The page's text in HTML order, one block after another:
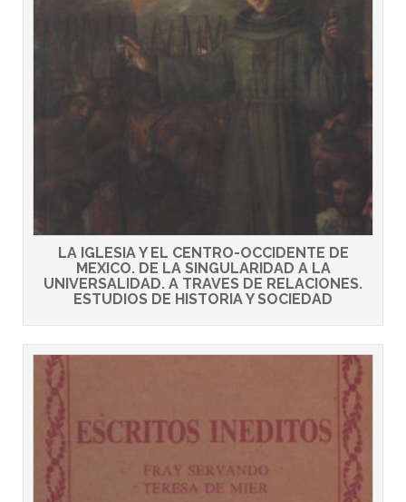
LA IGLESIA Y EL CENTRO-OCCIDENTE DE
MEXICO. DE LA SINGULARIDAD A LA
UNIVERSALIDAD. A TRAVES DE RELACIONES.
ESTUDIOS DE HISTORIA Y SOCIEDAD